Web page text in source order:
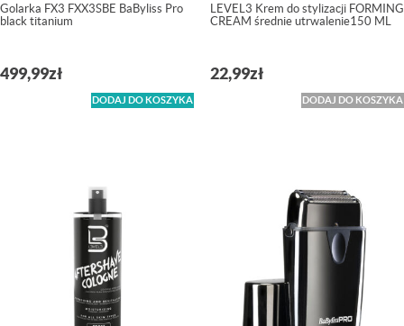
Golarka FX3 FXX3SBE BaByliss Pro
black titanium
499,99zł
DODAJ DO KOSZYKA
LEVEL3 Krem do stylizacji FORMING
CREAM średnie utrwalenie150 ML
22,99zł
DODAJ DO KOSZYKA